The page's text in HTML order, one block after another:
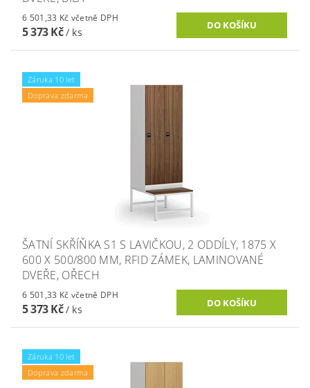
6 501,33 Kč včetně DPH
5 373 Kč/ ks
Záruka 10 let
Doprava zdarma
ŠATNÍ SKŘÍŇKA S1 S LAVIČKOU, 2 ODDÍLY, 1875 X
600 X 500/800 MM, RFID ZÁMEK, LAMINOVANÉ
DVEŘE, OŘECH
6 501,33 Kč včetně DPH
5 373 Kč/ ks
Záruka 10 let
Doprava zdarma